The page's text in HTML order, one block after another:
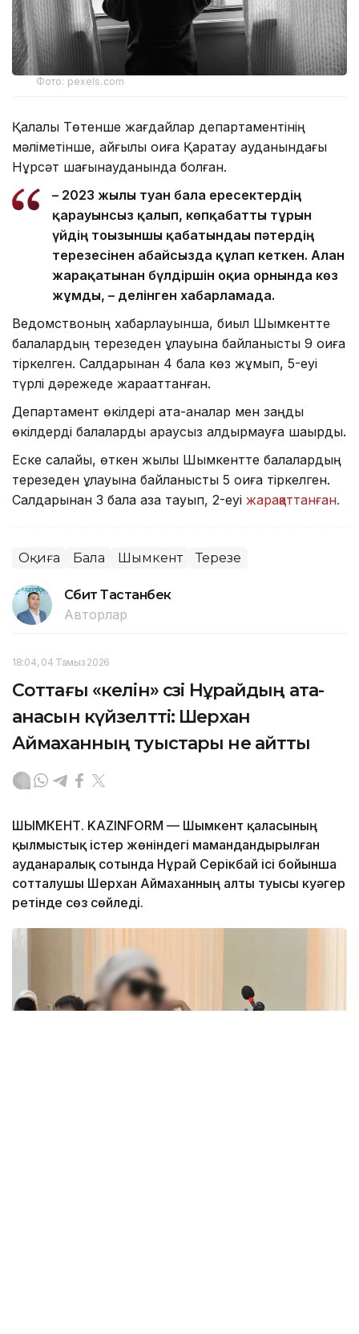
Фото: pexels.com
Қалалық Төтенше жағдайлар департаментінің
мәліметінше, қайғылы оқиға Қаратау ауданындағы
Нұрсәт шағынауданында болған.
– 2023 жылы туған бала ересектердің
қарауынсыз қалып, көпқабатты тұрғын
үйдің тоғызыншы қабатындағы пәтердің
терезесінен абайсызда құлап кеткен. Алған
жарақатынан бүлдіршін оқиға орнында көз
жұмды, – делінген хабарламада.
Ведомствоның хабарлауынша, биыл Шымкентте
балалардың терезеден құлауына байланысты 9 оқиға
тіркелген. Салдарынан 4 бала көз жұмып, 5-еуі
түрлі дәрежеде жарақаттанған.
Департамент өкілдері ата-аналар мен заңды
өкілдерді балаларды қараусыз қалдырмауға шақырды.
Еске салайық, өткен жылы Шымкентте балалардың
терезеден құлауына байланысты 5 оқиға тіркелген.
Салдарынан 3 бала қаза тауып, 2-еуі жарақаттанған.
Оқиға Бала Шымкент Терезе
Сәбит Тастанбек
Авторлар
18:04, 04 Тамыз 2026
Соттағы «келін» сөзі Нұрайдың ата-
анасын күйзелтті: Шерхан
Аймаханның туыстары не айтты
ШЫМКЕНТ. KAZINFORM — Шымкент қаласының
қылмыстық істер жөніндегі мамандандырылған
ауданаралық сотында Нұрай Серікбай ісі бойынша
сотталушы Шерхан Аймаханның алты туысы куәгер
ретінде сөз сөйледі.